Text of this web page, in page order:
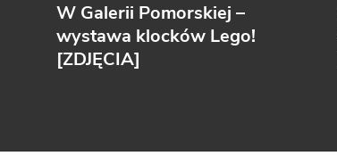
W Galerii Pomorskiej –
wystawa klocków Lego!
[ZDJĘCIA]